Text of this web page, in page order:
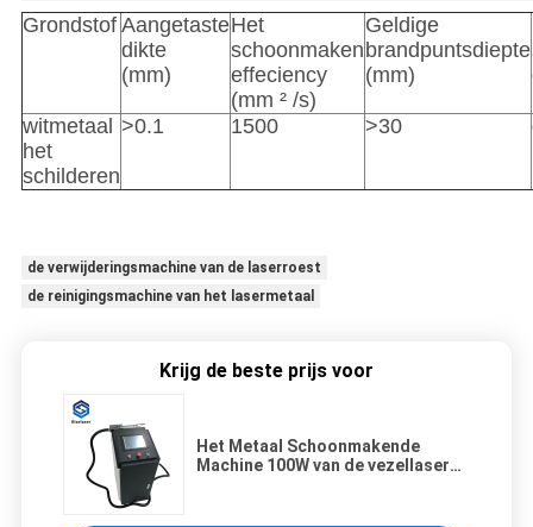
Grondstof Aangetaste
dikte
(mm)
Het
schoonmaken
effeciency
(mm ² /s)
Geldige
brandpuntsdiepte
(mm)
witmetaal
het
schilderen
>0.1 1500 >30
de verwijderingsmachine van de laserroest
de reinigingsmachine van het lasermetaal
Krijg de beste prijs voor
Het Metaal Schoonmakende
Machine 100W van de vezellaser